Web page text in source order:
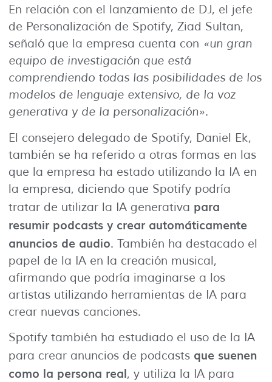
En relación con el lanzamiento de DJ, el jefe
de Personalización de Spotify, Ziad Sultan,
señaló que la empresa cuenta con «un gran
equipo de investigación que está
comprendiendo todas las posibilidades de los
modelos de lenguaje extensivo, de la voz
generativa y de la personalización».
El consejero delegado de Spotify, Daniel Ek,
también se ha referido a otras formas en las
que la empresa ha estado utilizando la IA en
la empresa, diciendo que Spotify podría
tratar de utilizar la IA generativa para
resumir podcasts y crear automáticamente
anuncios de audio. También ha destacado el
papel de la IA en la creación musical,
afirmando que podría imaginarse a los
artistas utilizando herramientas de IA para
crear nuevas canciones.
Spotify también ha estudiado el uso de la IA
para crear anuncios de podcasts que suenen
como la persona real, y utiliza la IA para